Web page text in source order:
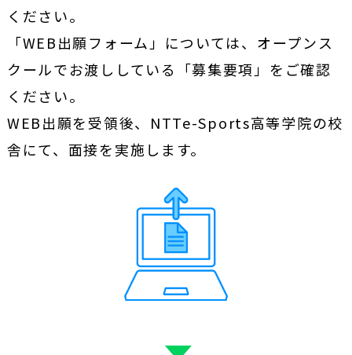
ください。
「WEB出願フォーム」については、 オープンス
クールでお渡ししている「募集要項」をご確認
ください。
WEB出願を受領後、NTTe-Sports高等学院の校
舎にて、面接を実施します。